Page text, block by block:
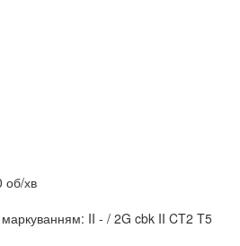
об/хв
маркуванням: II - / 2G cbk II CT2 T5